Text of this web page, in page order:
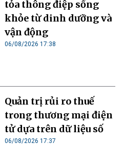
tỏa thông điệp sống
khỏe từ dinh dưỡng và
vận động
06/08/2026 17:38
Quản trị rủi ro thuế
trong thương mại điện
tử dựa trên dữ liệu số
06/08/2026 17:37